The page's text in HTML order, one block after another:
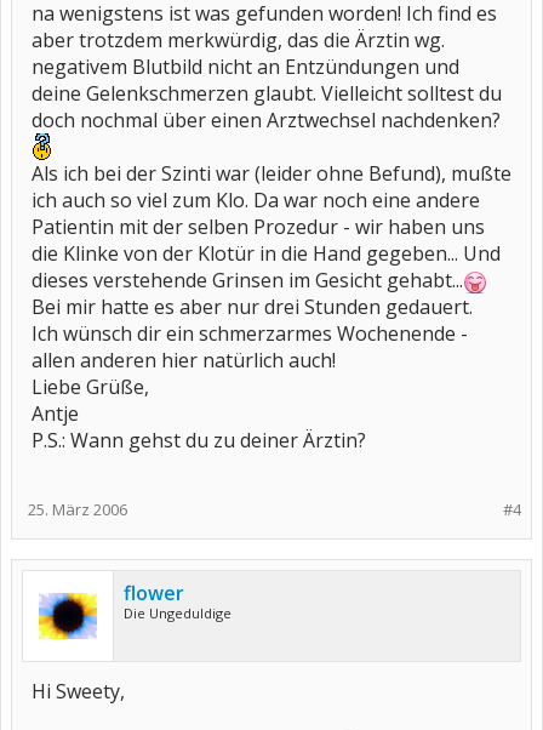
na wenigstens ist was gefunden worden! Ich find es
aber trotzdem merkwürdig, das die Ärztin wg.
negativem Blutbild nicht an Entzündungen und
deine Gelenkschmerzen glaubt. Vielleicht solltest du
doch nochmal über einen Arztwechsel nachdenken?
Als ich bei der Szinti war (leider ohne Befund), mußte
ich auch so viel zum Klo. Da war noch eine andere
Patientin mit der selben Prozedur - wir haben uns
die Klinke von der Klotür in die Hand gegeben... Und
dieses verstehende Grinsen im Gesicht gehabt...
Bei mir hatte es aber nur drei Stunden gedauert.
Ich wünsch dir ein schmerzarmes Wochenende -
allen anderen hier natürlich auch!
Liebe Grüße,
Antje
P.S.: Wann gehst du zu deiner Ärztin?
#4
25. März 2006
flower
Die Ungeduldige
Hi Sweety,